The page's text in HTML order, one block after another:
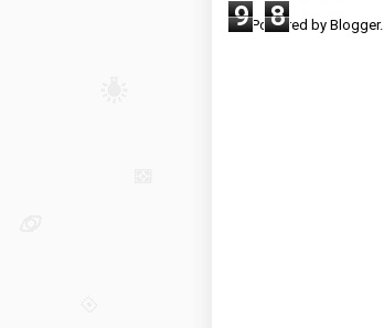
9
8
Powered by Blogger.